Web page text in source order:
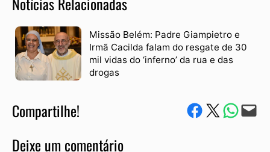
Missão Belém: Padre Giampietro e
Irmã Cacilda falam do resgate de 30
mil vidas do ‘inferno’ da rua e das
drogas
Compartilhe! Compartilhe no Facebook
Compartilhe no Twitter
Compartile via
Envie via e-mail
Deixe um comentário